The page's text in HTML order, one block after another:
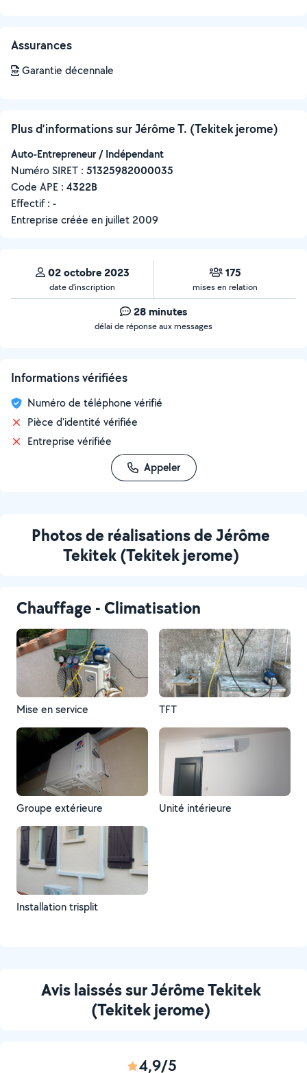
Assurances
Garantie décennale
Plus d’informations sur Jérôme T. (Tekitek jerome)
Auto-Entrepreneur / Indépendant
Numéro SIRET : ‍51325982000035
Code APE : 4322B
Effectif : -
Entreprise créée en juillet 2009
02 octobre 2023
date d’inscription
175
mises en relation
28 minutes
délai de réponse aux messages
Informations vérifiées
Numéro de téléphone vérifié
Pièce d'identité vérifiée
Entreprise vérifiée
Appeler
Photos de réalisations de Jérôme
Tekitek (Tekitek jerome)
Chauffage - Climatisation
Mise en service TFT
Groupe extérieure Unité intérieure
Installation trisplit
Avis laissés sur Jérôme Tekitek
(Tekitek jerome)
4,9/5